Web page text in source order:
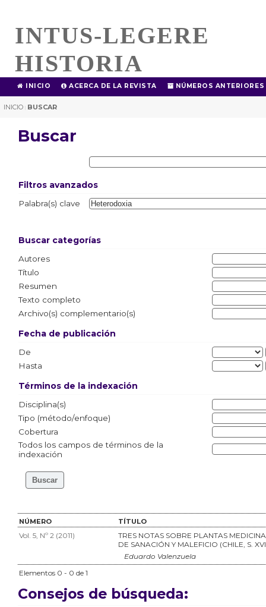
INTUS-LEGERE
HISTORIA
INICIO ACERCA DE LA REVISTA NÚMEROS ANTERIORES
INICIO | BUSCAR
Buscar
Filtros avanzados
Palabra(s) clave
Buscar categorías
Autores
Título
Resumen
Texto completo
Archivo(s) complementario(s)
Fecha de publicación
De
Hasta
Términos de la indexación
Disciplina(s)
Tipo (método/enfoque)
Cobertura
Todos los campos de términos de la
indexación
NÚMERO TÍTULO
Vol. 5, Nº 2 (2011)
TRES NOTAS SOBRE PLANTAS
DE SANACIÓN Y MALEFICIO (CHILE, S.
Eduardo Valenzuela
Elementos 0 - 0 de 1
Consejos de búsqueda: